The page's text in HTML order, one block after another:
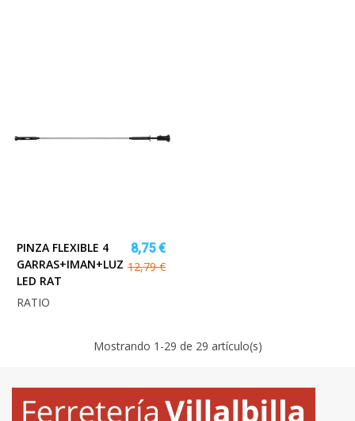
PINZA FLEXIBLE 4
GARRAS+IMAN+LUZ
LED RAT
8,75 €
12,79 €
RATIO
Mostrando 1 -29 de 29 artículo(s)